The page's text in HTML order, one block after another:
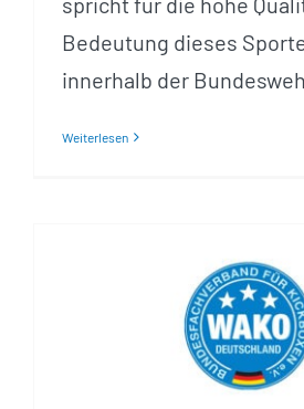
Bedeutung dieses
innerhalb der
Weiterlesen
WAKO
aktualisiert
Bundeskader für
2025